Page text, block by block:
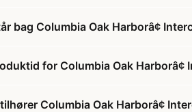
bag Columbia Oak Harborâ¢
for Columbia Oak
Columbia Oak Harborâ¢